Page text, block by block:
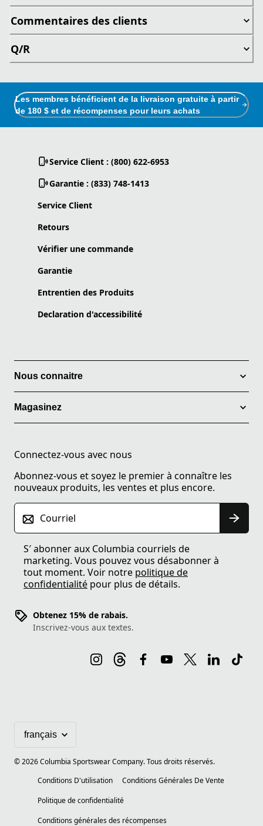
Commentaires des clients
Q/R
Les membres bénéficient de la livraison gratuite à partir
de 180 $ et de récompenses pour leurs achats
Service Client : (800) 622-6953
Garantie : (833) 748-1413
Service Client
Retours
Vérifier une commande
Garantie
Entrentien des Produits
Declaration d'accessibilité
Nous connaitre
Magasinez
Connectez-vous avec nous
Abonnez-vous et soyez le premier à connaître les
nouveaux produits, les ventes et plus encore.
Courriel
S′ abonner aux Columbia courriels de
marketing. Vous pouvez vous désabonner à
tout moment. Voir notre politique de
confidentialité pour plus de détails.
Obtenez 15% de rabais.
Inscrivez-vous aux textes.
©2026Columbia Sportswear Company. Tous droits réservés.
Conditions D'utilisation
Conditions Générales De Vente
Politique de confidentialité
Conditions générales des récompenses